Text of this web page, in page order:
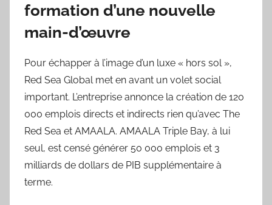
formation d’une nouvelle
main-d’œuvre
Pour échapper à l’image d’un luxe « hors sol »,
Red Sea Global met en avant un volet social
important. L’entreprise annonce la création de 120
000 emplois directs et indirects rien qu’avec The
Red Sea et AMAALA. AMAALA Triple Bay, à lui
seul, est censé générer 50 000 emplois et 3
milliards de dollars de PIB supplémentaire à
terme.